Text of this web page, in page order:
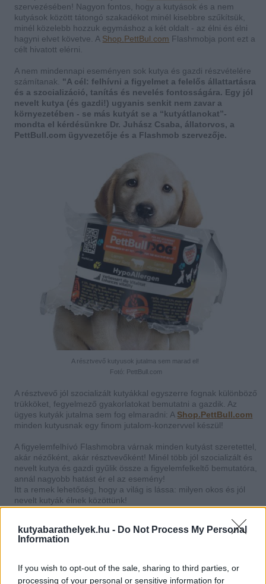
kutyabarathelyek.hu - Do Not Process My Personal
Information
If you wish to opt-out of the sale, sharing to third parties, or
processing of your personal or sensitive information for
szervezésében! Nagyon fontos, hogy a kutyások és a nem
kutyások között tátongó szakadékot minél kisebbre szűkítsük,
minél közelebb hozzuk egymáshoz a két oldalt - az élni és élni
hagyni elvet követve. A Shop. PettBul.com Flashmobja pont ezt a
célt hivatott elérni.
A nem mindennapi eseményen sok kutya és gazdi részvételére
számítanak.
"A cél: felhívni a figyelmet a felelős állattartásra
és a szocializáció, tanítás és nevelés fontosságára. Egy jól
nevelt kutya (és gazdi!) ugyanis senkit nem zavar a
környezetében - se más kutyát se a “kutyátlanokat”-
mondta el kérdésünkre Dr. Juhász Csaba, állatorvos, a
PettBull.com ügyvezetője és a Flashmob szervezője.
A résztvevő kutyusok jutalma sem marad el!
Fotó: PettBull.com
A résztvevő jól szocializált kutyákkal egyszerre fognak különböző
trükköket, fegyelmező gyakorlatokat bemutatni a gazdik. Az
ügyes kutyák jutalma sem fog elmaradni: A Shop.PettBull.com
minden kutyusnak egy finom jutalom-konzervvel készül!
A figyelemfelhívó Flashmobra várnak minden kutyást szeretettel,
akár nézőként, akár résztvevőként! Minél több jól szocializált és
nevelt kutya és gazdi gyűlik össze a figyelemfelkeltő bemutatóra,
annál nagyobb hatást ér el az esemény!
Itt a remek lehetőség, hogy a világ is lássa: milyen okos és jól
nevelt kutyák élnek közöttünk!